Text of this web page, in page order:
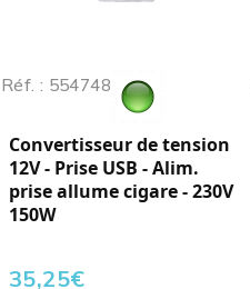
Réf. : 554748
Convertisseur de tension
12V - Prise USB - Alim.
prise allume cigare - 230V
150W
35,25€